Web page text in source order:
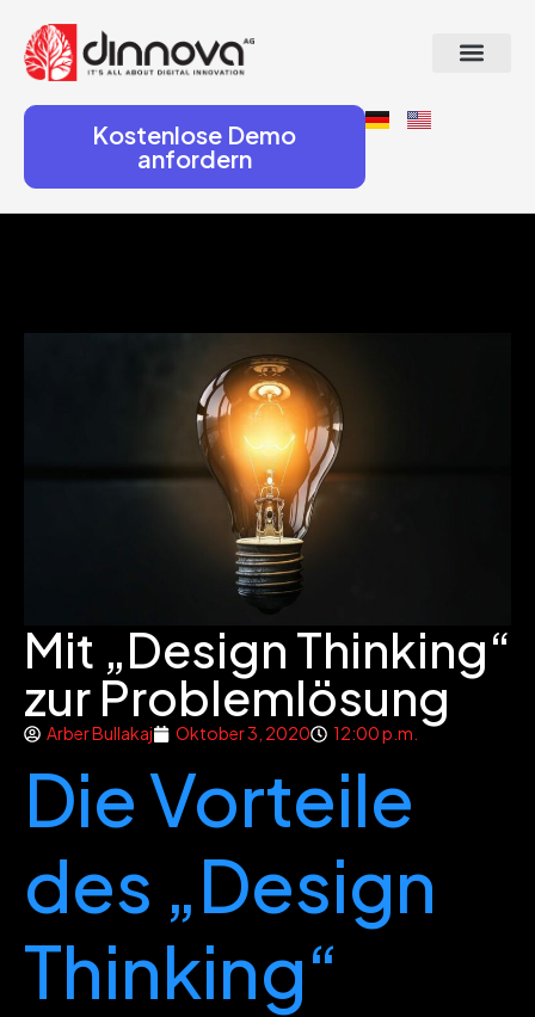
Kostenlose Demo
anfordern
Mit „Design Thinking“
zur Problemlösung
Arber Bullakaj Oktober 3, 2020 12:00 p.m.
Die Vorteile
des „Design
Thinking“